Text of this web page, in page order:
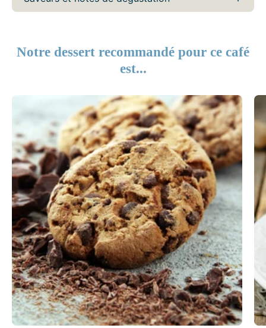
Notre dessert recommandé pour ce café
est...